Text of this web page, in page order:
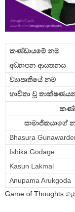
කණ්ඩායමේ නම
අධ්‍යාපන ආයතනය
ව්‍යාපෘතියේ නම
භාවිතා වූ
සාමාජිකයාගේ
Bhasura
Ishika Godage
Kasun Lakmal
Anupama Arukgoda
Game of Thoughts